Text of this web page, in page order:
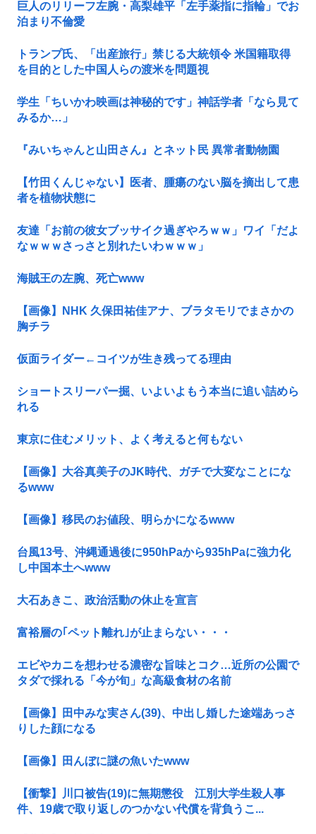
巨人のリリーフ左腕・高梨雄平「左手薬指に指輪」でお
泊まり不倫愛
トランプ氏、「出産旅行」禁じる大統領令 米国籍取得
を目的とした中国人らの渡米を問題視
学生「ちいかわ映画は神秘的です」神話学者「なら見て
みるか…」
『みいちゃんと山田さん』とネット民 異常者動物園
【竹田くんじゃない】医者、腫瘍のない脳を摘出して患
者を植物状態に
友達「お前の彼女ブッサイク過ぎやろｗｗ」ワイ「だよ
なｗｗｗさっさと別れたいわｗｗｗ」
海賊王の左腕、死亡www
【画像】NHK 久保田祐佳アナ、ブラタモリでまさかの
胸チラ
仮面ライダー←コイツが生き残ってる理由
ショートスリーパー掘、いよいよもう本当に追い詰めら
れる
東京に住むメリット、よく考えると何もない
【画像】大谷真美子のJK時代、ガチで大変なことにな
るwww
【画像】移民のお値段、明らかになるwww
台風13号、沖縄通過後に950hPaから935hPaに強力化
し中国本土へwww
大石あきこ、政治活動の休止を宣言
富裕層の｢ペット離れ｣が止まらない・・・
エビやカニを想わせる濃密な旨味とコク…近所の公園で
タダで採れる「今が旬」な高級食材の名前
【画像】田中みな実さん(39)、中出し婚した途端あっさ
りした顔になる
【画像】田んぼに謎の魚いたwww
【衝撃】川口被告(19)に無期懲役 江別大学生殺人事
件、19歳で取り返しのつかない代償を背負うこ...